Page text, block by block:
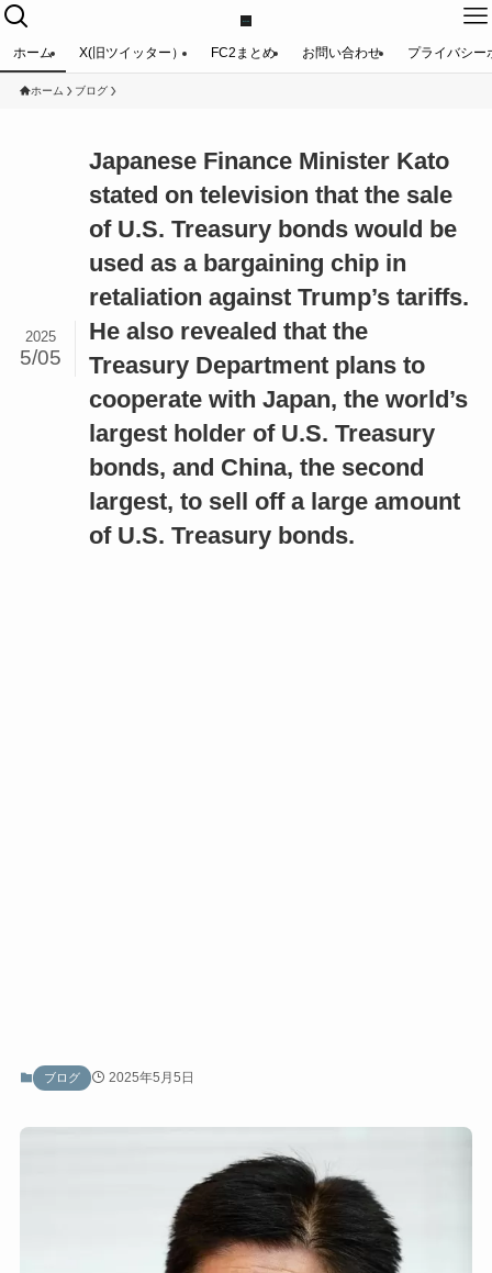
ホーム X(旧ツイッター） FC2まとめ お問い合わせ プライバシー
ホーム ブログ
Japanese Finance Minister Kato
stated on television that the sale
of U.S. Treasury bonds would be
used as a bargaining chip in
retaliation against Trump’s tariffs.
He also revealed that the
Treasury Department plans to
cooperate with Japan, the world’s
largest holder of U.S. Treasury
bonds, and China, the second
largest, to sell off a large amount
of U.S. Treasury bonds.
2025
5/05
ブログ 2025年5月5日